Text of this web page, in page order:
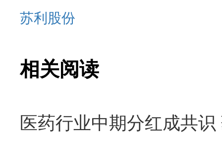
苏利股份
相关阅读
医药行业中期分红成共